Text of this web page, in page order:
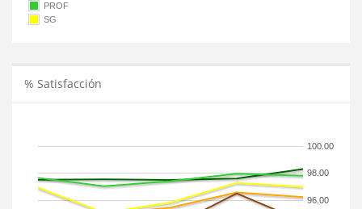
PROF
SG
% Satisfacción
96.00
98.00
100.00